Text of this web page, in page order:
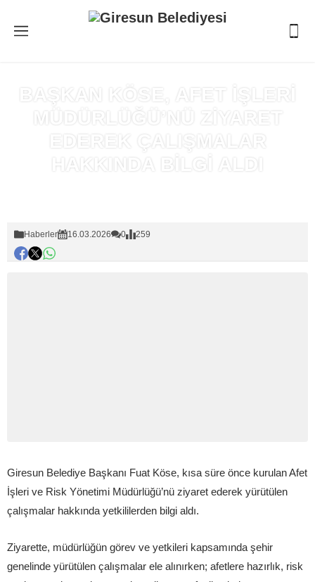
BAŞKAN KÖSE, AFET İŞLERİ
MÜDÜRLÜĞÜ’NÜ ZİYARET
EDEREK ÇALIŞMALAR
HAKKINDA BİLGİ ALDI
Haberler 16.03.2026 0 259
Giresun Belediye Başkanı Fuat Köse, kısa süre önce kurulan Afet
İşleri ve Risk Yönetimi Müdürlüğü’nü ziyaret ederek yürütülen
çalışmalar hakkında yetkililerden bilgi aldı.
Ziyarette, müdürlüğün görev ve yetkileri kapsamında şehir
genelinde yürütülen çalışmalar ele alınırken; afetlere hazırlık, risk